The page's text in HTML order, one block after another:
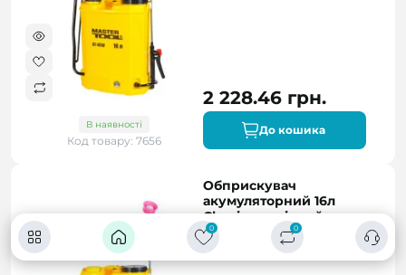
0 0
В наявності
Код товару: 7656
2 228.46 грн.
До кошика
Обприскувач
акумуляторний 16л
Classic наплічний
MASTERTOOL – 92-9616